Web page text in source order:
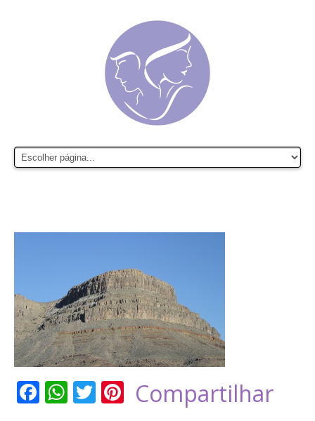
F W T Pi
Compartilhar